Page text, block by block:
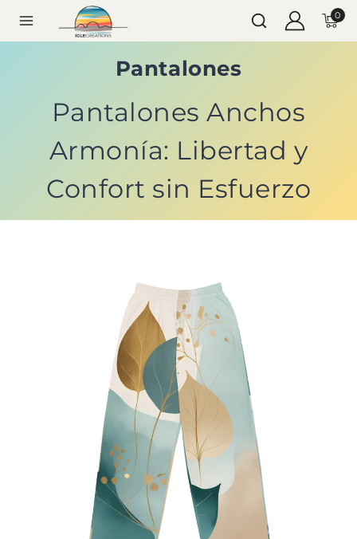
0
Pantalones
Pantalones Anchos
Armonía: Libertad y
Confort sin Esfuerzo